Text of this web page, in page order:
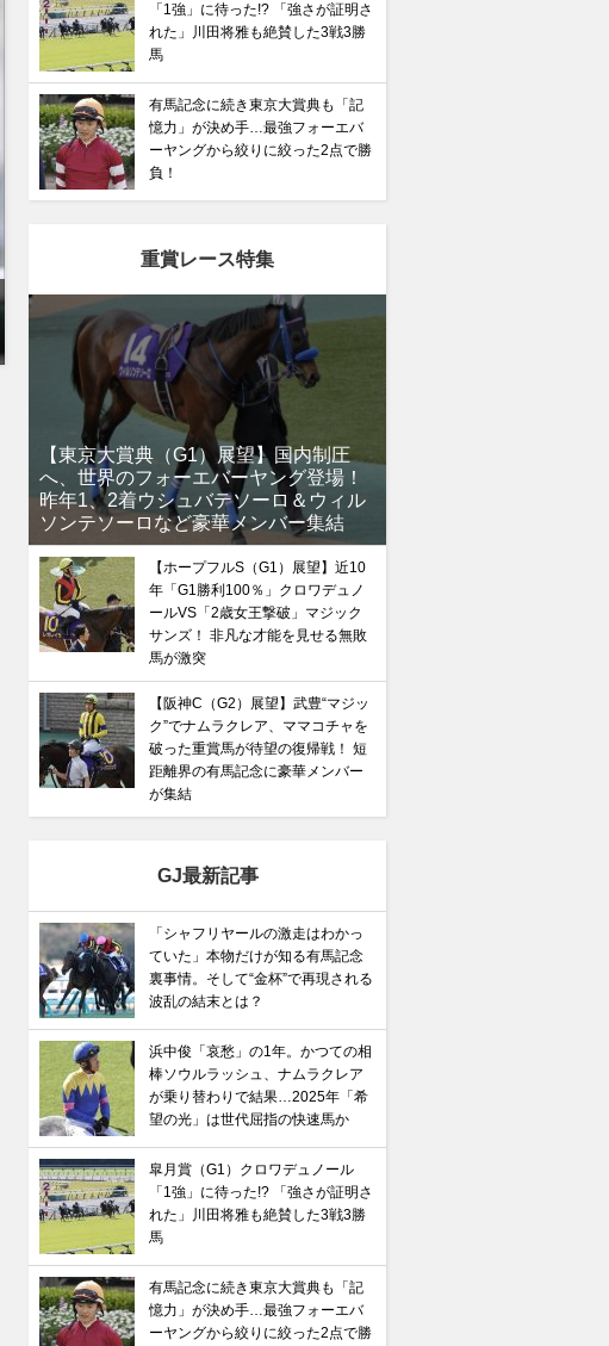
【有馬記念】武豊×ドウデュースを逆転できる候補3頭！と絶
るべき“隠れ穴馬！”
「1強」に待った!? 「強さが証明さ
れた」川田将雅も絶賛した3戦3勝
馬
有馬記念に続き東京大賞典も「記
憶力」が決め手…最強フォーエバ
ーヤングから絞りに絞った2点で勝
負！
重賞レース特集
【東京大賞典（G1）展望】国内制圧
へ、世界のフォーエバーヤング登場！
昨年1、2着ウシュバテソーロ＆ウィル
ソンテソーロなど豪華メンバー集結
【ホープフルS（G1）展望】近10
年「G1勝利100％」クロワデュノ
ールVS「2歳女王撃破」マジック
サンズ！ 非凡な才能を見せる無敗
馬が激突
【阪神C（G2）展望】武豊“マジッ
ク”でナムラクレア、ママコチャを
破った重賞馬が待望の復帰戦！ 短
距離界の有馬記念に豪華メンバー
が集結
GJ最新記事
「シャフリヤールの激走はわかっ
ていた」本物だけが知る有馬記念
裏事情。そして“金杯”で再現される
波乱の結末とは？
浜中俊「哀愁」の1年。かつての相
棒ソウルラッシュ、ナムラクレア
が乗り替わりで結果…2025年「希
望の光」は世代屈指の快速馬か
皐月賞（G1）クロワデュノール
「1強」に待った!? 「強さが証明さ
れた」川田将雅も絶賛した3戦3勝
馬
有馬記念に続き東京大賞典も「記
憶力」が決め手…最強フォーエバ
ーヤングから絞りに絞った2点で勝